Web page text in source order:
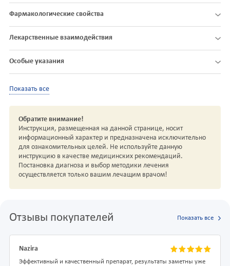
Фармакологические свойства
Лекарственные взаимодействия
Особые указания
Показать все
Обратите внимание!
Инструкция, размещенная на данной странице, носит
информационный характер и предназначена исключительно
для ознакомительных целей. Не используйте данную
инструкцию в качестве медицинских рекомендаций.
Постановка диагноза и выбор методики лечения
осуществляется только вашим лечащим врачом!
Отзывы покупателей Показать все
Nazira
Эффективный и качественный препарат, результаты заметны уже